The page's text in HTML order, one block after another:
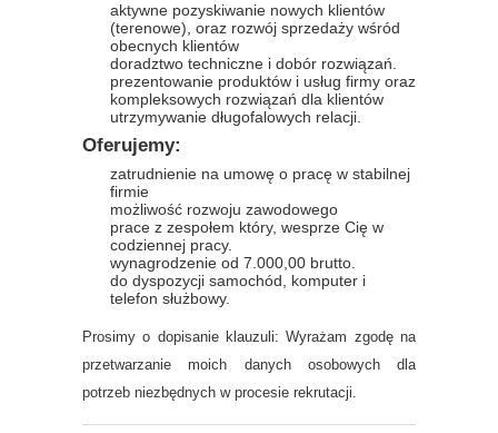
aktywne pozyskiwanie nowych klientów
(terenowe), oraz rozwój sprzedaży wśród
obecnych klientów
doradztwo techniczne i dobór rozwiązań.
prezentowanie produktów i usług firmy oraz
kompleksowych rozwiązań dla klientów
utrzymywanie długofalowych relacji.
Oferujemy:
zatrudnienie na umowę o pracę w stabilnej
firmie
możliwość rozwoju zawodowego
prace z zespołem który, wesprze Cię w
codziennej pracy.
wynagrodzenie od 7.000,00 brutto.
do dyspozycji samochód, komputer i
telefon służbowy.
Prosimy o dopisanie klauzuli: Wyrażam zgodę na
przetwarzanie moich danych osobowych dla
potrzeb niezbędnych w procesie rekrutacji.